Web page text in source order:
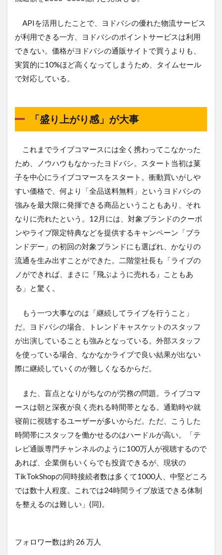
APIを活用したことで、ヨドバシの優れた物流サービス
が利用できる一方、ヨドバシのポイントサービスは利用
できない。価格がヨドバシの通販サイトで買うよりも、
実質的に10%ほど高くなってしまうため、タイムセール
で対応している。
「盛り上がり感」が大事
これまでライブコマースには全く携わってこなかった
ため、ノウハウもなかったヨドバシ。スタート当初は菓
子を中心にライブコマースをスタート。衝動買いがしや
すい価格で、何より「全品送料無料」というヨドバシの
強みを最大限に発揮できる商品ということもあり、それ
なりに売れたという。12月には、対象ブランドのクーポ
ンやライブ限定特典などを提供するキャンペーン「ブラ
ンドデー」の初回の対象ブランドにも選ばれ、かなりの
流通を生み出すことができた。二階堂社長も「ライブの
ノができれば、まさに『飛ぶように売れる』こともあ
る」と驚く。
もう一つ大事なのは「継続してライブを行うこと」
だ。ヨドバシの場合、トレンドキャスケットのスタッフ
が出演していることも強みとなっている。外部スタッフ
を使っている場合、なかなかライブで良い結果が出ない
際に継続していくのが難しくなるからだ。
また、盲点となりがちなのが労務の問題。ライブコマ
ースは朝と深夜が良く売れる時間帯となる。通勤時や就
寝前に視聴するユーザーが多いからだ。ただ、こうした
時間帯にスタッフを働かせるのはハードルが高い。「テ
レビ通販専門チャンネルのように100万人が視聴するので
あれば、企業側もいくらでも投資できるが、現状の
TikTokShopの同時接続者数は多くて1000人、中堅どころ
では数十人程度。これでは24時間ライブ放送できる体制
を整えるのは難しい」(同)。
フォロワー数は約 26 万人